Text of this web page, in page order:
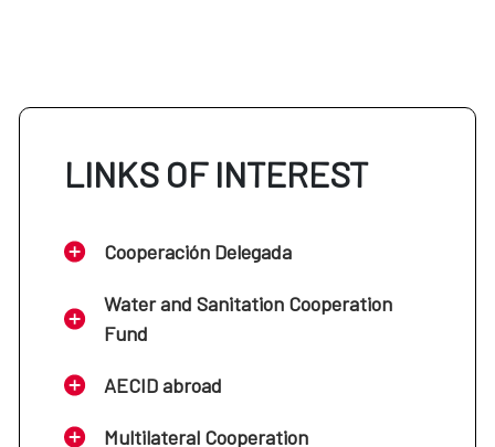
LINKS OF INTEREST
Cooperación Delegada
Water and Sanitation Cooperation
Fund
AECID abroad
Multilateral Cooperation